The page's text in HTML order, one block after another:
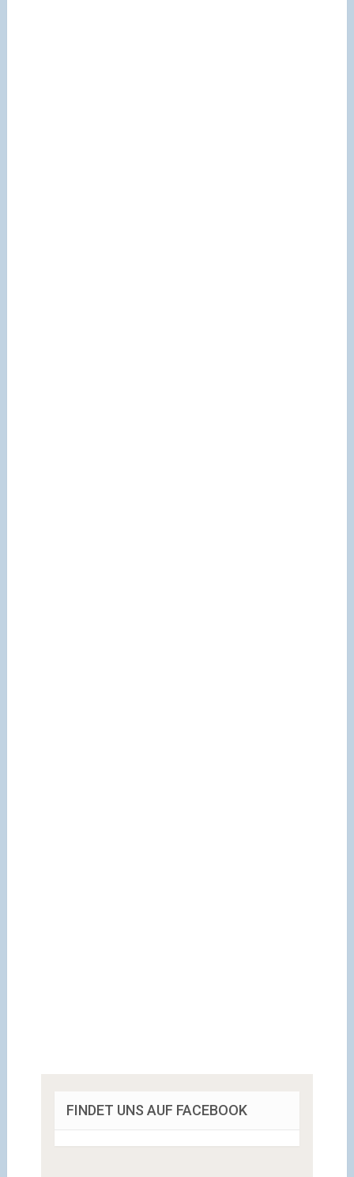
FINDET UNS AUF FACEBOOK